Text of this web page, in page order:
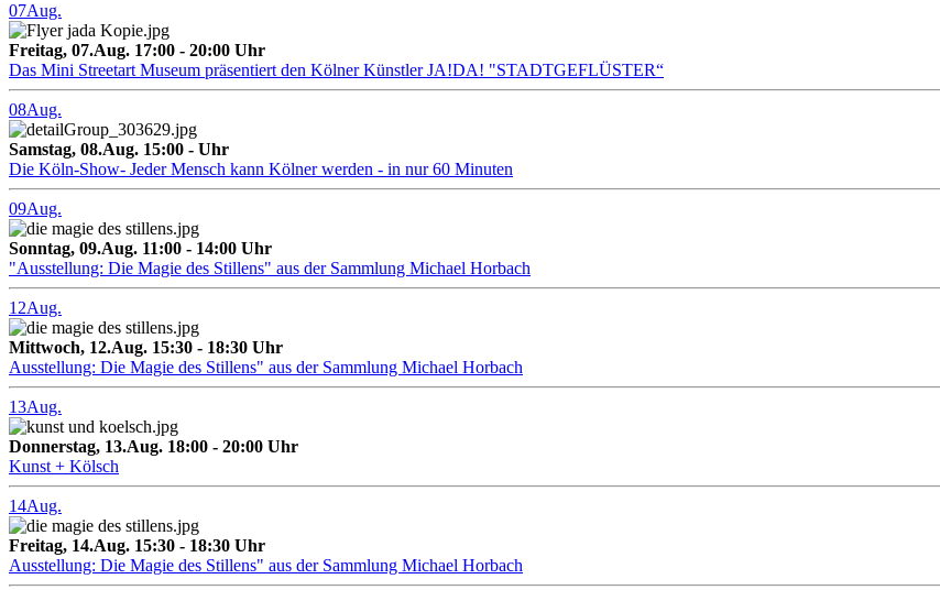
07Aug.
Freitag, 07.Aug. 17:00 - 20:00 Uhr
Das Mini Streetart Museum präsentiert den Kölner Künstler JA!DA! "STADTGEFLÜSTER“
08Aug.
Samstag, 08.Aug. 15:00 - Uhr
Die Köln-Show- Jeder Mensch kann Kölner werden - in nur 60 Minuten
09Aug.
Sonntag, 09.Aug. 11:00 - 14:00 Uhr
"Ausstellung: Die Magie des Stillens" aus der Sammlung Michael Horbach
12Aug.
Mittwoch, 12.Aug. 15:30 - 18:30 Uhr
Ausstellung: Die Magie des Stillens" aus der Sammlung Michael Horbach
13Aug.
Donnerstag, 13.Aug. 18:00 - 20:00 Uhr
Kunst + Kölsch
14Aug.
Freitag, 14.Aug. 15:30 - 18:30 Uhr
Ausstellung: Die Magie des Stillens" aus der Sammlung Michael Horbach